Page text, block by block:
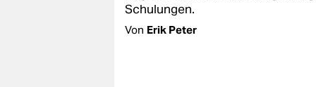
Schulungen.
Von Erik Peter